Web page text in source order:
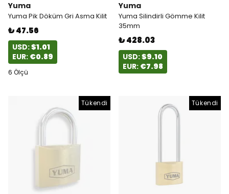
Yuma
Yuma Pik Döküm Gri Asma Kilit
₺ 47.56
USD:$1.01
EUR: €0.89
6 Ölçü
Yuma
Yuma Silindirli Gömme Kilit
35mm
₺ 428.03
USD:$9.10
EUR: €7.98
Tükendi Tükendi